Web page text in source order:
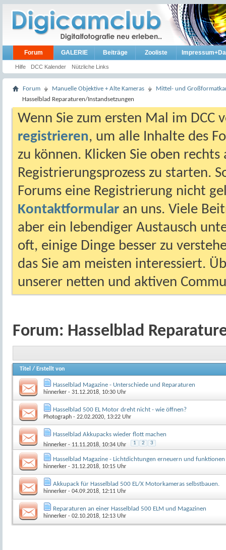
Forum
Hilfe DCC Kalender Nützliche Links
GALERIE Beiträge Zooliste
Forum Manuelle Objektive + Alte Kameras
Mittel- und
Hasselblad Reparaturen/Instandsetzungen
Wenn Sie zum ersten Mal im DCC
registrieren, um alle Inhalte des
zu können. Klicken Sie oben
Registrierungsprozess zu starten.
Forums eine Registrierung nicht
Kontaktformular an uns. Viele
aber ein lebendiger Austausch
oft, einige Dinge besser zu
das Sie am meisten interessiert.
unserer netten und aktiven
Forum: Hasselblad
Titel / Erstellt von
Hasselblad Magazine - Unterschiede und Reparaturen
hinnerker - 31.12.2018, 10:30 Uhr
Hasselblad 500 EL Motor dreht nicht - wie öffnen?
Photograph - 22.02.2020, 13:22 Uhr
Hasselblad Akkupacks wieder flott machen
hinnerker - 11.11.2018, 10:34 Uhr 1 2 3
Hasselblad Magazine - Lichtdichtungen erneuern und funktionen
hinnerker - 31.12.2018, 10:15 Uhr
Akkupack für Hasselblad 500 EL/X Motorkameras selbstbauen.
hinnerker - 04.09.2018, 12:11 Uhr
Reparaturen an einer Hasselblad 500 ELM und Magazinen
hinnerker - 02.10.2018, 12:13 Uhr